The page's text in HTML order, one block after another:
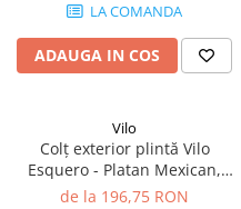
LA COMANDA
ADAUGA IN COS
Vilo
Colț exterior plintă Vilo
Esquero - Platan Mexican,
PVC, 20 buc/cutie, compatibil
de la 196,75 RON